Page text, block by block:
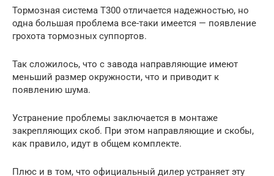
Тормозная система Т300 отличается надежностью, но
одна большая проблема все-таки имеется — появление
грохота тормозных суппортов.
Так сложилось, что с завода направляющие имеют
меньший размер окружности, что и приводит к
появлению шума.
Устранение проблемы заключается в монтаже
закрепляющих скоб. При этом направляющие и скобы,
как правило, идут в общем комплекте.
Плюс и в том, что официальный дилер устраняет эту